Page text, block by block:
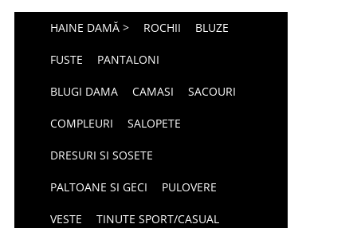
HAINE DAMĂ > ROCHII BLUZE
FUSTE PANTALONI
BLUGI DAMA CAMASI SACOURI
COMPLEURI SALOPETE
DRESURI SI SOSETE
PALTOANE SI GECI PULOVERE
VESTE TINUTE SPORT/CASUAL